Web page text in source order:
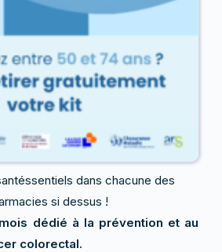
dans chacune des
si dessus !
dédié à la prévention et au
colorectal.